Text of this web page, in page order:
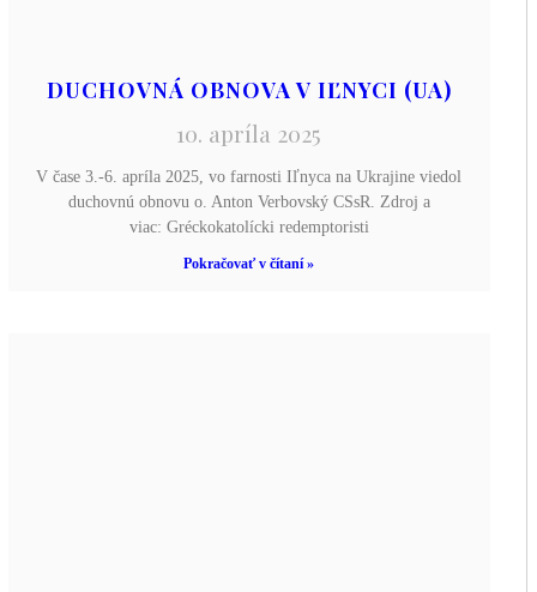
DUCHOVNÁ OBNOVA V IĽNYCI (UA)
10. apríla 2025
V čase 3.-6. apríla 2025, vo farnosti Iľnyca na Ukrajine viedol
duchovnú obnovu o. Anton Verbovský CSsR. Zdroj a
viac: Gréckokatolícki redemptoristi
Pokračovať v čítaní »